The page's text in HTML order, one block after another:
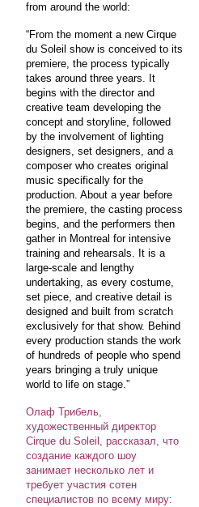
from around the world:
“From the moment a new Cirque
du Soleil show is conceived to its
premiere, the process typically
takes around three years. It
begins with the director and
creative team developing the
concept and storyline, followed
by the involvement of lighting
designers, set designers, and a
composer who creates original
music specifically for the
production. About a year before
the premiere, the casting process
begins, and the performers then
gather in Montreal for intensive
training and rehearsals. It is a
large-scale and lengthy
undertaking, as every costume,
set piece, and creative detail is
designed and built from scratch
exclusively for that show. Behind
every production stands the work
of hundreds of people who spend
years bringing a truly unique
world to life on stage.”
Олаф Трибель,
художественный директор
Cirque du Soleil, рассказал, что
создание каждого шоу
занимает несколько лет и
требует участия сотен
специалистов по всему миру: